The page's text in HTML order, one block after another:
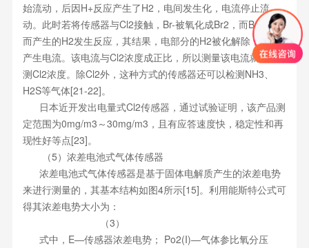
始流动，后因H+反应产生了H2，电间发生化，电流停止流
动。此时若将传感器与Cl2接触，Br-被氧化成Br2，而Br2与化
而产生的H2发生反应，其结果，电部分的H2被化解除，从而
产生电流。该电流与Cl2浓度成正比，所以测量该电流就能检
测Cl2浓度。除Cl2外，这种方式的传感器还可以检测NH3、
H2S等气体[21-22]。
日本近开发出电量式Cl2传感器，通过试验证明，该产品测
定范围为0mg/m3～30mg/m3，且有应答速度快，稳定性和再
现性好等点[23]。
（5）浓差电池式气体传感器
浓差电池式气体传感器是基于固体电解质产生的浓差电势
来进行测量的，其基本结构如图4所示[15]。利用能斯特公式可
得其浓差电势大小为：
（3）
式中，E—传感器浓差电势； Po2(I)—气体参比氧分压